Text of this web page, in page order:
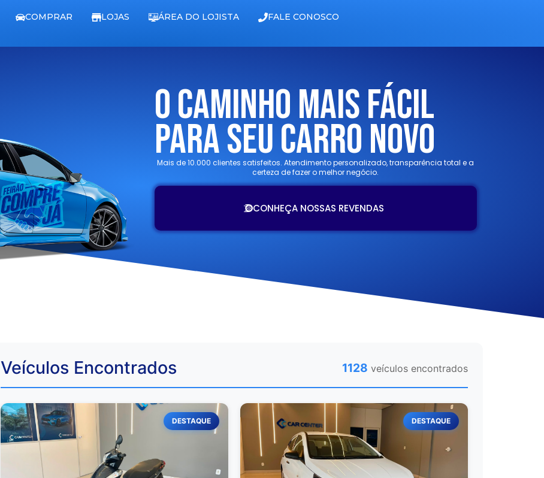
COMPRAR LOJAS ÁREA DO LOJISTA FALE CONOSCO
O Caminho Mais Fácil
Para Seu Carro Novo
Mais de 10.000 clientes satisfeitos. Atendimento personalizado, transparência total e a
certeza de fazer o melhor negócio.
CONHEÇA NOSSAS REVENDAS
Veículos Encontrados 1128 veículos encontrados
DESTAQUE DESTAQUE